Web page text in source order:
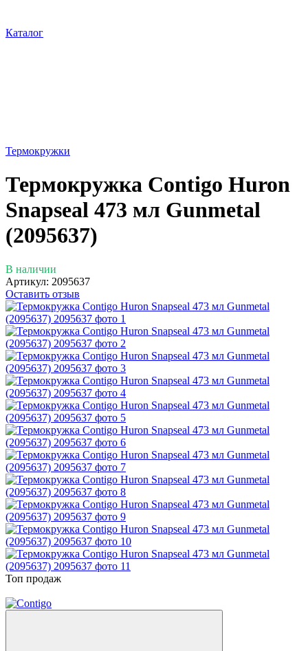
Каталог
Термокружки
Термокружка Contigo Huron
Snapseal 473 мл Gunmetal
(2095637)
В наличии
Артикул: 2095637
Оставить отзыв
Топ продаж